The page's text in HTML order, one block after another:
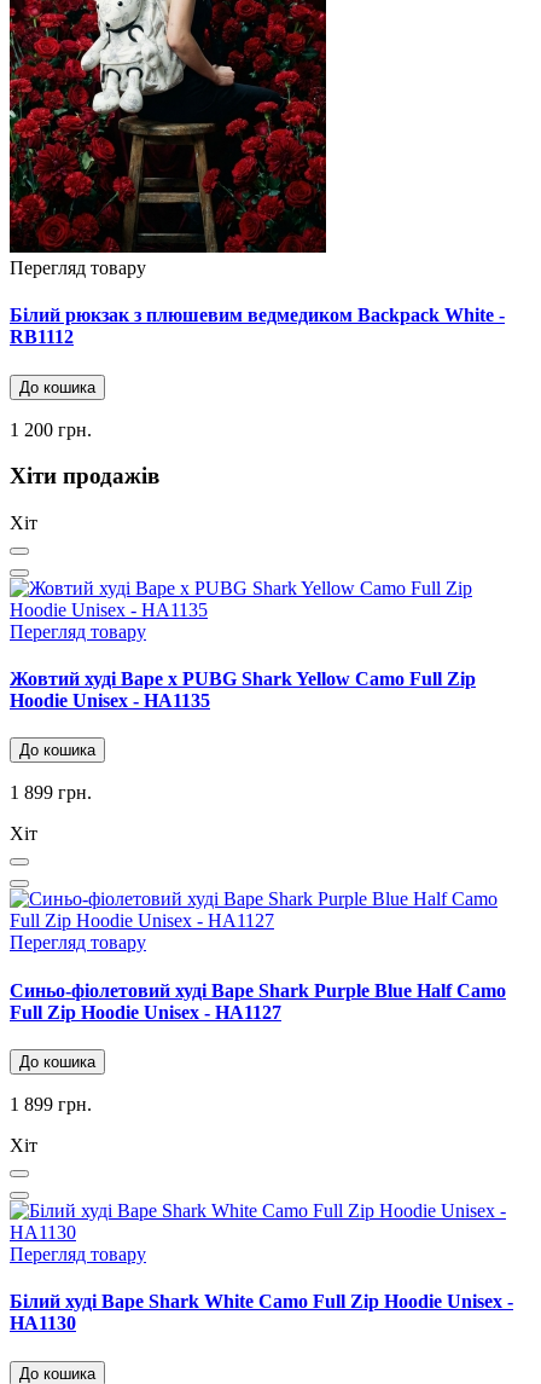
Перегляд товару
Білий рюкзак з плюшевим ведмедиком Backpack White -
RB1112
До кошика
1 200 грн.
Хіти продажів
Хіт
Перегляд товару
Жовтий худі Bape x PUBG Shark Yellow Camo Full Zip
Hoodie Unisex - HA1135
До кошика
1 899 грн.
Хіт
Перегляд товару
Синьо-фіолетовий худі Bape Shark Purple Blue Half Camo
Full Zip Hoodie Unisex - HA1127
До кошика
1 899 грн.
Хіт
Перегляд товару
Білий худі Bape Shark White Camo Full Zip Hoodie Unisex -
HA1130
До кошика